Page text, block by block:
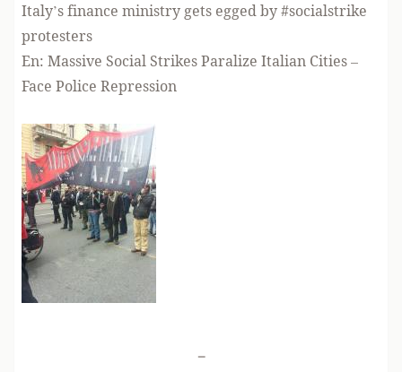
Italy’s finance ministry gets egged by #socialstrike
protesters
En: Massive Social Strikes Paralize Italian Cities –
Face Police Repression
-